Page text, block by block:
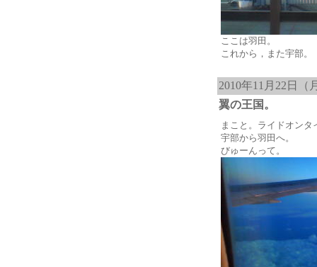
ここは羽田。
これから，また宇部。
2010年11月22日（
翼の王国。
まこと。ライドオンタ
宇部から羽田へ。
びゅーんって。